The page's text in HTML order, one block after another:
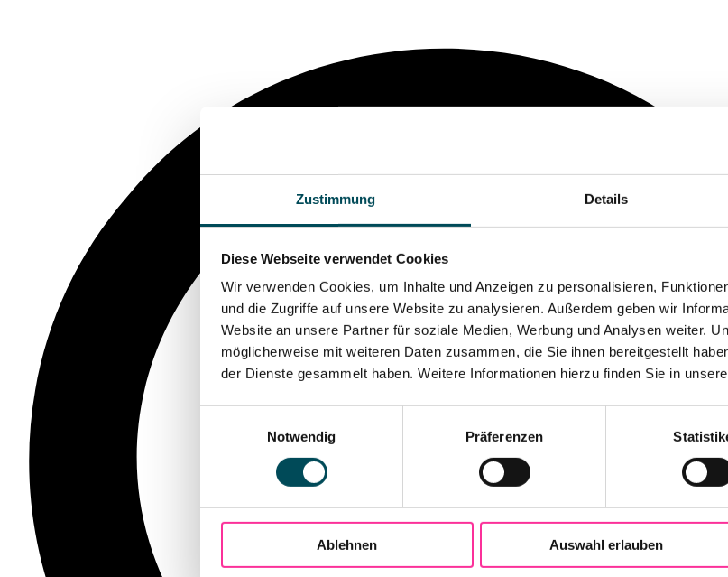
Zustimmung Details
Diese Webseite verwendet Cookies
Wir verwenden Cookies, um Inhalte und Anzeigen zu personalisieren,
und die Zugriffe auf unsere Website zu analysieren. Außerdem geben wir
Website an unsere Partner für soziale Medien, Werbung und Analysen weiter.
möglicherweise mit weiteren Daten zusammen, die Sie ihnen bereitgestellt
der Dienste gesammelt haben. Weitere Informationen hierzu finden Sie in
Notwendig
Präferenzen
Ablehnen Auswahl erlauben